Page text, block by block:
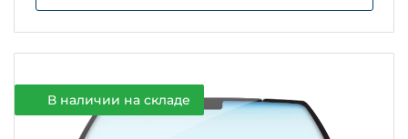
В наличии на складе